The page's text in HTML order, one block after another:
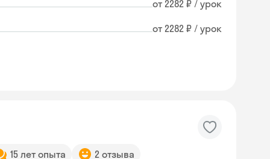
от 2282 ₽ / урок
от 2282 ₽ / урок
15 лет опыта 2 отзыва